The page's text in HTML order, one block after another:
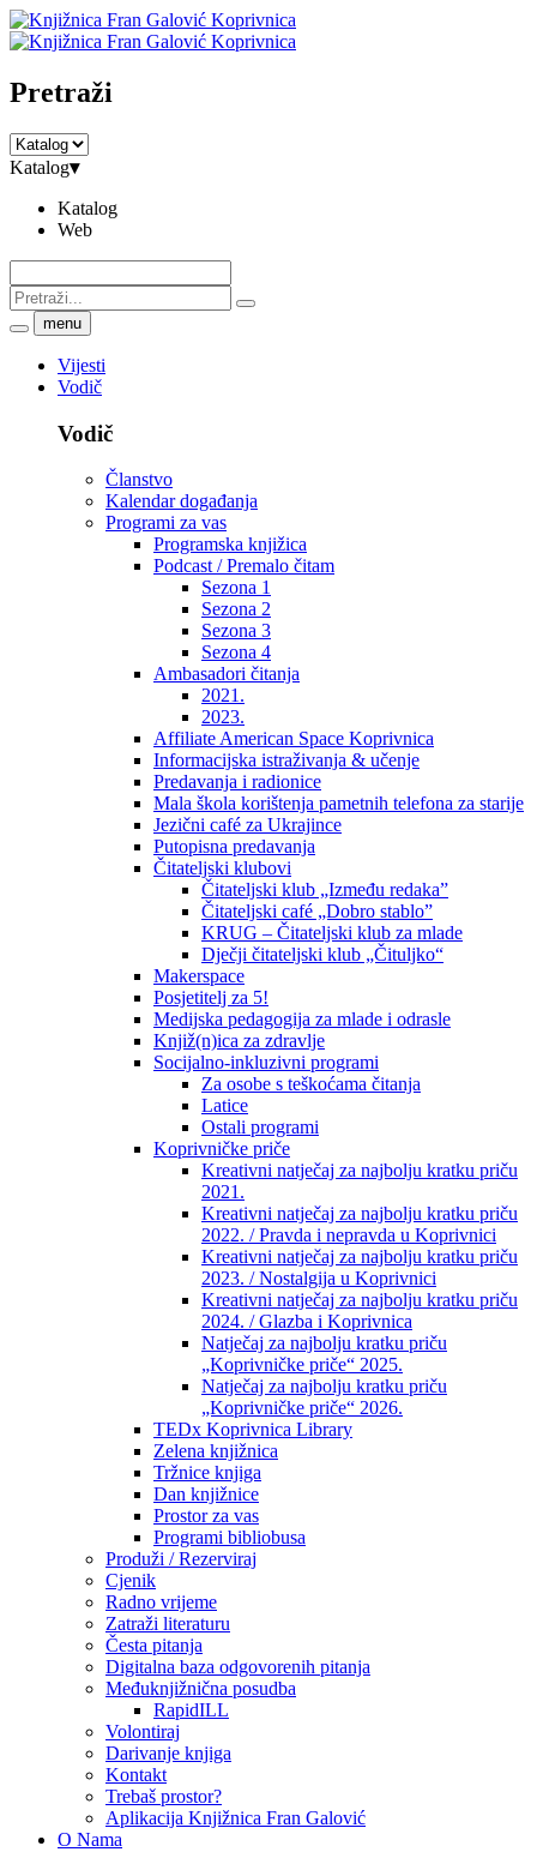
Pretraži
Katalog▾
Katalog
Web
menu
Vijesti
Vodič
Vodič
Članstvo
Kalendar događanja
Programi za vas
Programska knjižica
Podcast / Premalo čitam
Sezona 1
Sezona 2
Sezona 3
Sezona 4
Ambasadori čitanja
2021.
2023.
Affiliate American Space Koprivnica
Informacijska istraživanja & učenje
Predavanja i radionice
Mala škola korištenja pametnih telefona za starije
Jezični café za Ukrajince
Putopisna predavanja
Čitateljski klubovi
Čitateljski klub „Između redaka”
Čitateljski café „Dobro stablo”
KRUG – Čitateljski klub za mlade
Dječji čitateljski klub „Čituljko“
Makerspace
Posjetitelj za 5!
Medijska pedagogija za mlade i odrasle
Knjiž(n)ica za zdravlje
Socijalno-inkluzivni programi
Za osobe s teškoćama čitanja
Latice
Ostali programi
Koprivničke priče
Kreativni natječaj za najbolju kratku priču
2021.
Kreativni natječaj za najbolju kratku priču
2022. / Pravda i nepravda u Koprivnici
Kreativni natječaj za najbolju kratku priču
2023. / Nostalgija u Koprivnici
Kreativni natječaj za najbolju kratku priču
2024. / Glazba i Koprivnica
Natječaj za najbolju kratku priču
„Koprivničke priče“ 2025.
Natječaj za najbolju kratku priču
„Koprivničke priče“ 2026.
TEDx Koprivnica Library
Zelena knjižnica
Tržnice knjiga
Dan knjižnice
Prostor za vas
Programi bibliobusa
Produži / Rezerviraj
Cjenik
Radno vrijeme
Zatraži literaturu
Česta pitanja
Digitalna baza odgovorenih pitanja
Međuknjižnična posudba
RapidILL
Volontiraj
Darivanje knjiga
Kontakt
Trebaš prostor?
Aplikacija Knjižnica Fran Galović
O Nama